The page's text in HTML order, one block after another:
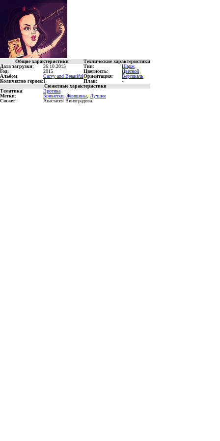
Общие характеристики
Технические характеристики
Дата загрузки: 26.10.2015 Тип:
Шарж
Год: 2015 Цветность:
Цветной
Альбом: Curvy and BeautifulОриентация:
Вертикаль
Количество героев:1 План:
-
Сюжетные характеристики
Тематика:
Эротика
Метки: Брюнетки Женщины
Лучшее
Сюжет: Анастасия Виноградова.